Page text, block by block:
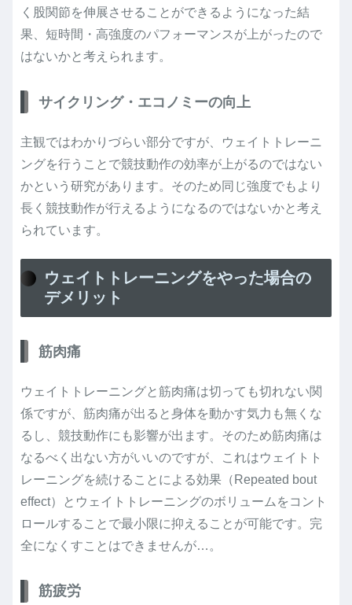
く股関節を伸展させることができるようになった結
果、短時間・高強度のパフォーマンスが上がったので
はないかと考えられます。
サイクリング・エコノミーの向上
主観ではわかりづらい部分ですが、ウェイトトレーニ
ングを行うことで競技動作の効率が上がるのではない
かという研究があります。そのため同じ強度でもより
長く競技動作が行えるようになるのではないかと考え
られています。
ウェイトトレーニングをやった場合の
デメリット
筋肉痛
ウェイトトレーニングと筋肉痛は切っても切れない関
係ですが、筋肉痛が出ると身体を動かす気力も無くな
るし、競技動作にも影響が出ます。そのため筋肉痛は
なるべく出ない方がいいのですが、これはウェイトト
レーニングを続けることによる効果（Repeated bout
effect）とウェイトトレーニングのボリュームをコント
ロールすることで最小限に抑えることが可能です。完
全になくすことはできませんが…。
筋疲労